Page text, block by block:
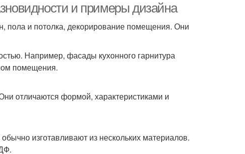
и примеры дизайна
пола и потолка, декорирование помещения. Они
Например, фасады кухонного гарнитура
помещения.
отличаются формой, характеристиками и
изготавливают из нескольких материалов.